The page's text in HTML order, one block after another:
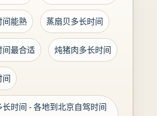
间能熟 蒸扇贝多长时间
间最合适 炖猪肉多长时间
间
时间 - 各地到北京自驾时间